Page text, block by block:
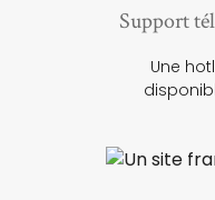
Support
Une